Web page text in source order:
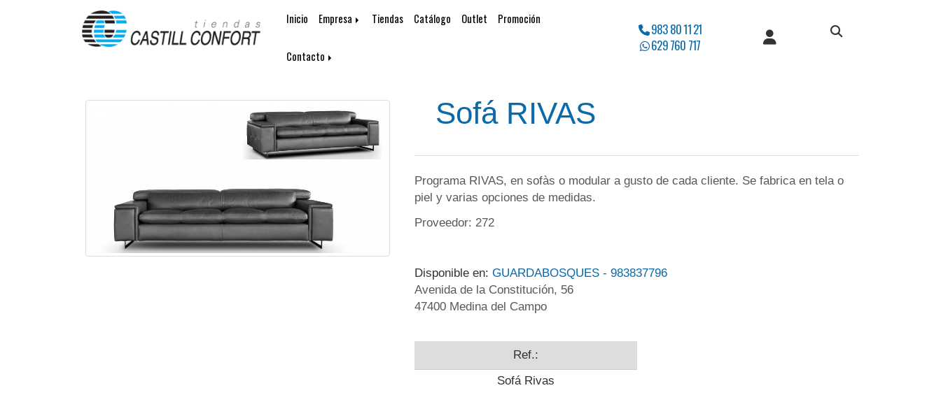
Inicio Empresa Tiendas Catálogo Outlet Promoción
Contacto
983 80 11 21
629 760 717
Sofá RIVAS
Programa RIVAS, en sofàs o modular a gusto de cada cliente. Se fabrica en tela o
piel y varias opciones de medidas.
Proveedor: 272
Disponible en: GUARDABOSQUES - 983837796
Avenida de la Constitución, 56
47400 Medina del Campo
Ref.:
Sofá Rivas